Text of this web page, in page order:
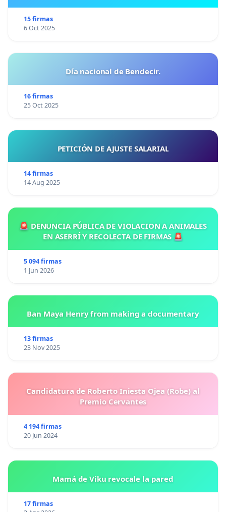
15 firmas
6 Oct 2025
Día nacional de Bendecir.
16 firmas
25 Oct 2025
PETICIÓN DE AJUSTE SALARIAL
14 firmas
14 Aug 2025
🚨 DENUNCIA PÚBLICA DE VIOLACION A ANIMALES
EN ASERRÍ Y RECOLECTA DE FIRMAS 🚨
5 094 firmas
1 Jun 2026
Ban Maya Henry from making a documentary
13 firmas
23 Nov 2025
Candidatura de Roberto Iniesta Ojea (Robe) al
Premio Cervantes
4 194 firmas
20 Jun 2024
Mamá de Viku revocale la pared
17 firmas